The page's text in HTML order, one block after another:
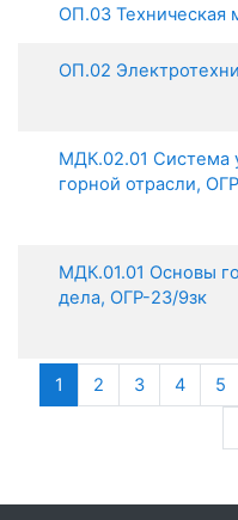
ОП.03 Техническая
ОП.02
МДК.02.01 Система
горной отрасли,
МДК.01.01 Основы
дела, ОГР-23/9зк
1 (текущая)
2 3 4 5